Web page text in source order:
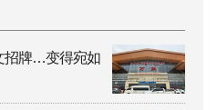
招牌…变得宛如